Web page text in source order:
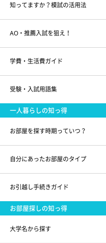
知ってますか？模試の活用法
AO・推薦入試を狙え！
学費・生活費ガイド
受験・入試用語集
一人暮らしの知っ得
お部屋を探す時期っていつ？
自分にあったお部屋のタイプ
お引越し手続きガイド
お部屋探しの知っ得
大学名から探す